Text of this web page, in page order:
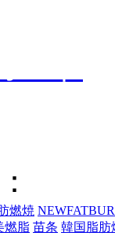
燃焼
燃脂 苗条 韓国脂肪